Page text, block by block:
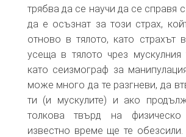
трябва да се научи да се справя
да е осъзнат за този страх,
отново в тялото, като страхът
усеща в тялото чрез мускулния
като сеизмограф за
може много да те разгневи, да
ти (и мускулите) и ако
толкова твърд на
известно време ще те обезсили.